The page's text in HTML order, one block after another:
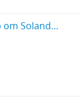
Landshövding G. Gyllengrip om Solanders förslag om brännvinsförbud